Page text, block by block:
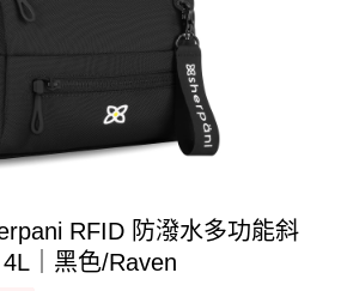
RFID 防潑水多功能斜
｜黑色/Raven